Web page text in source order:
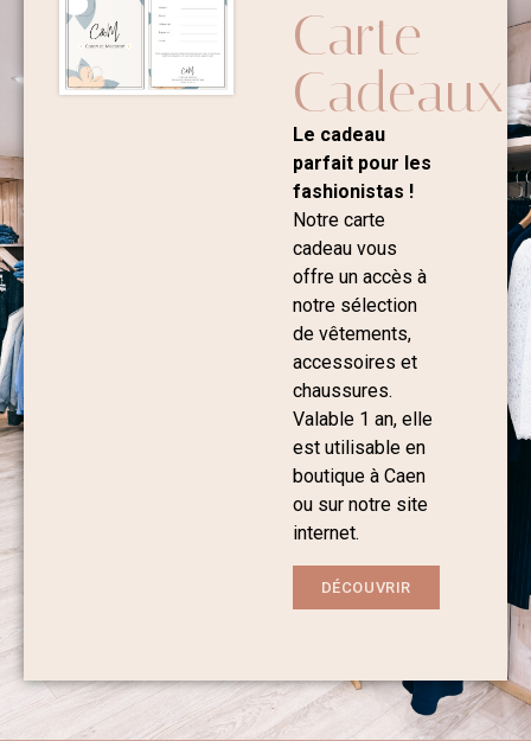
Carte
Cadeaux
Le cadeau
parfait pour les
fashionistas !
Notre carte
cadeau vous
offre un accès à
notre sélection
de vêtements,
accessoires et
chaussures.
Valable 1 an, elle
est utilisable en
boutique à Caen
ou sur notre site
internet.
DÉCOUVRIR